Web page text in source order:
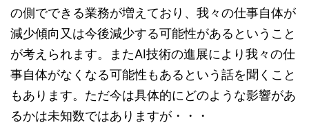
の側でできる業務が増えており、我々の仕事自体が
減少傾向又は今後減少する可能性があるということ
が考えられます。またAI技術の進展により我々の仕
事自体がなくなる可能性もあるという話を聞くこと
もあります。ただ今は具体的にどのような影響があ
るかは未知数ではありますが・・・